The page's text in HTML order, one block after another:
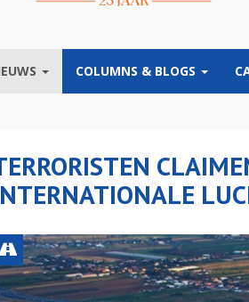
COLUMNS & BLOGS